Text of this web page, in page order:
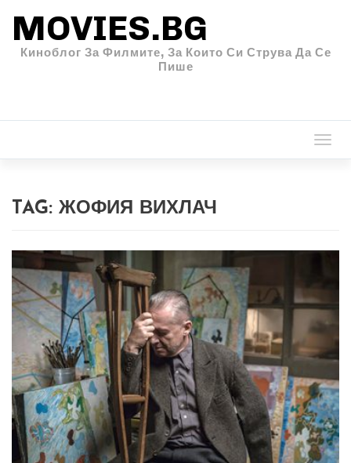
MOVIES.BG
Киноблог За Филмите, За Които Си Струва Да Се
Пише
TAG: ЖОФИЯ ВИХЛАЧ